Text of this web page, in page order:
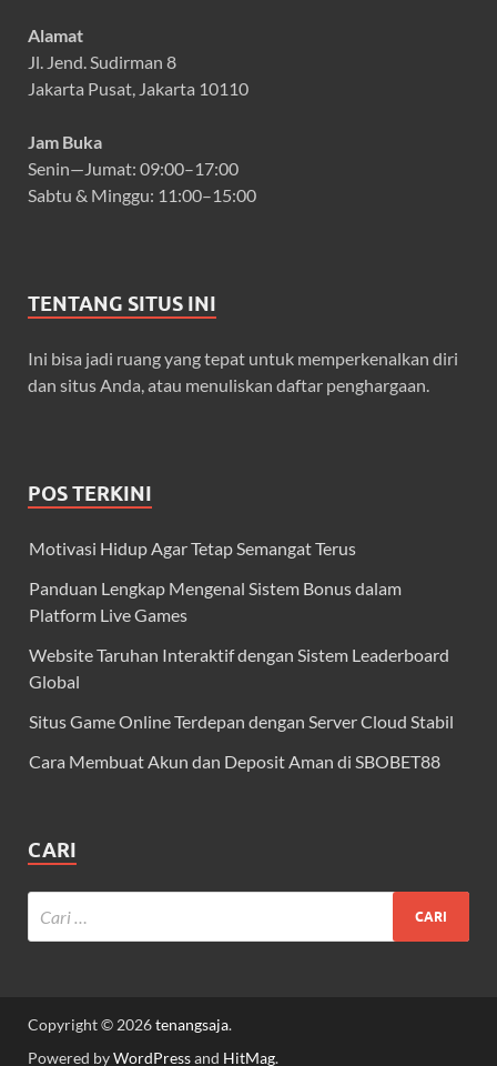
Alamat
Jl. Jend. Sudirman 8
Jakarta Pusat, Jakarta 10110
Jam Buka
Senin—Jumat: 09:00–17:00
Sabtu & Minggu: 11:00–15:00
TENTANG SITUS INI
Ini bisa jadi ruang yang tepat untuk memperkenalkan diri
dan situs Anda, atau menuliskan daftar penghargaan.
POS TERKINI
Motivasi Hidup Agar Tetap Semangat Terus
Panduan Lengkap Mengenal Sistem Bonus dalam
Platform Live Games
Website Taruhan Interaktif dengan Sistem Leaderboard
Global
Situs Game Online Terdepan dengan Server Cloud Stabil
Cara Membuat Akun dan Deposit Aman di SBOBET88
CARI
Copyright © 2026tenangsaja.
Powered byWordPressand HitMag.